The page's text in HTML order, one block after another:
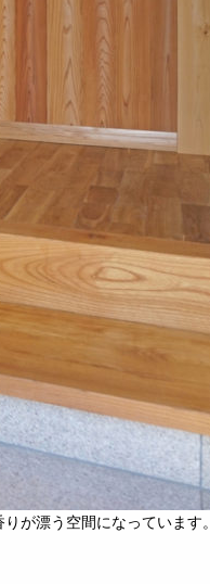
が漂う空間になっています。